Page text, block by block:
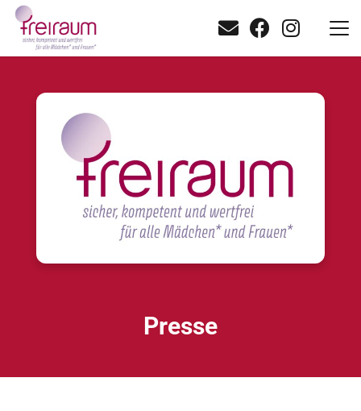
Presse